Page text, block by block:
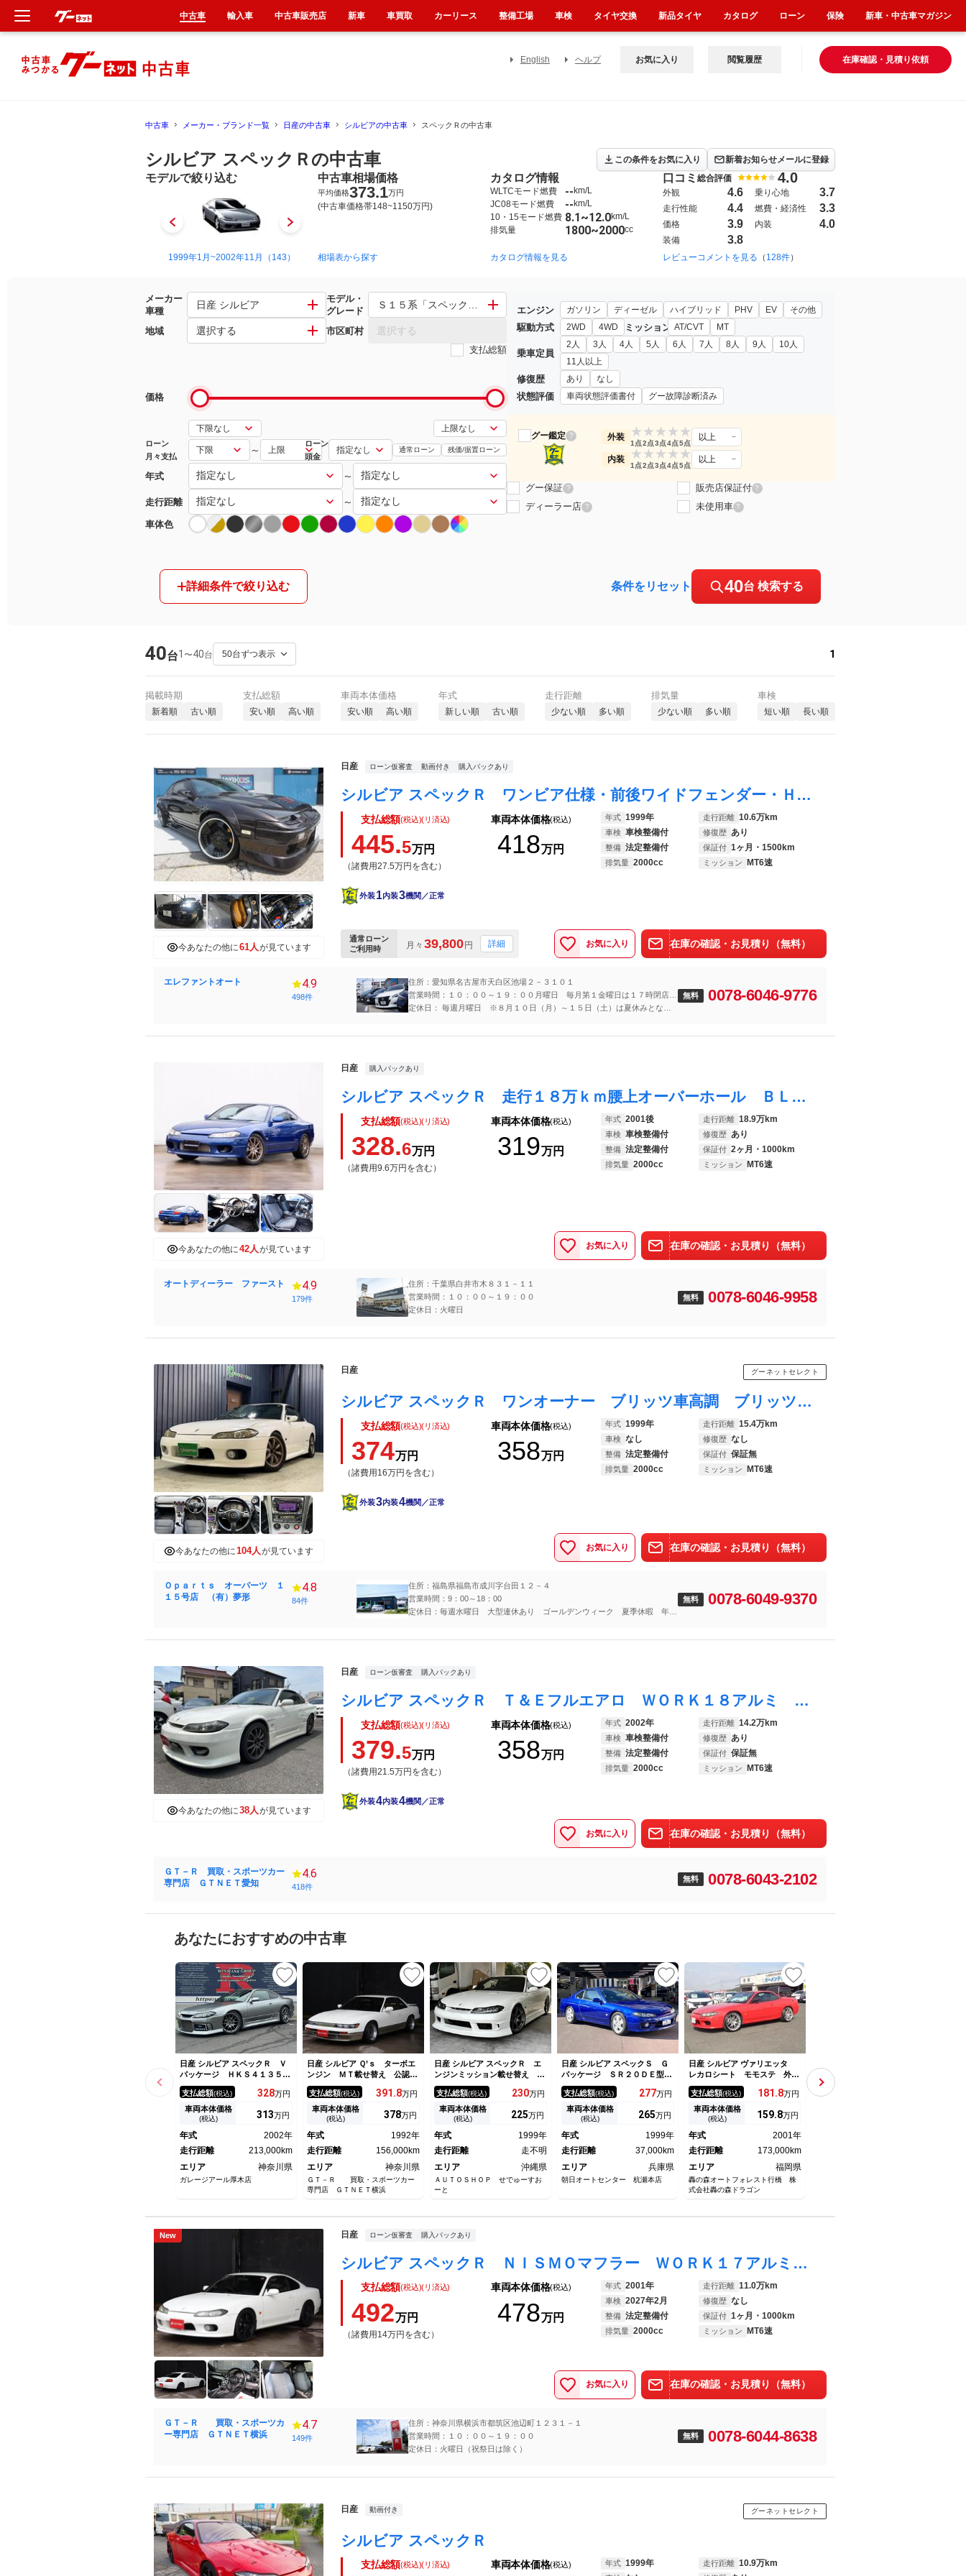
English ヘルプ 在庫確認・見積り依頼
お気に入り 閲覧履歴
中古車 メーカー・ブランド一覧 日産の中古車 シルビアの中古車 スペックＲの中古車
シルビア スペックＲの中古車 この条件をお気に入り 新着お知らせメールに登録
モデルで絞り込む
1999年1月~2002年11月（143） 1993年10月~1999年1月（72） 1988年5月~1993年10月（56） 1983年8月~1988年5月（3） 1999年1月~2002年11月（143）
中古車相場価格
平均価格373.1万円
(中古車価格帯148~1150万円)
相場表から探す
カタログ情報
WLTCモード燃費 -- km/L
JC08モード燃費
-- km/L
10・15モード燃費 8.1~12.0km/L
排気量
1800~2000cc
カタログ情報を見る
口コミ 総合評価 4.0
外観 4.6 乗り心地 3.7
走行性能 4.4 燃費・経済性 3.3
価格 3.9 内装 4.0
装備 3.8
レビューコメントを見る （ 128件）
メーカー
車種
日産 シルビア
モデル・
グレード
Ｓ１５系「スペックＲ」 その他「スペックＲ」
地域 選択する 市区町村 選択する
支払総額
価格
ローン
月々支払
～
ローン
頭金
通常ローン 残価/据置ローン
年式 ～
走行距離 ～
車体色
エンジン ガソリン ディーゼル ハイブリッド PHV EV その他
駆動方式 2WD 4WD ミッション AT/CVT MT
乗車定員
2人 3人 4人 5人 6人 7人 8人 9人
10人
11人以上
修復歴 あり なし
状態評価 車両状態評価書付 グー故障診断済み
グー鑑定 ? 外装 ★
1点
★
2点
★
3点
★
4点
★
5点
以上
内装 ★
1点
★
2点
★
3点
★
4点
★
5点
以上
グー保証 ? 販売店保証付 ?
ディーラー店 ? 未使用車 ?
詳細条件で絞り込む 条件をリセット 40台 検索する
40台1 〜40台 1
掲載時期
新着順 古い順
支払総額
安い順 高い順
車両本体価格
安い順 高い順
年式
新しい順 古い順
走行距離
少ない順 多い順
排気量
少ない順 多い順
車検
短い順 長い順
今あなたの他に61人が見ています
日産 ローン仮審査 動画付き 購入パックあり
シルビア スペックＲ ワンビア仕様・前後ワイドフェンダー・ＨＫＳ／ＧＴ－ＳＳタービン・ＨＫＳインタークーラー・ＨＫＳタービンアウトレット・パワーＦＣ・エアフロレス仕様・東名プロカム・ラッシュアジャスター・ブレンボキャリパー
支払総額(税込)(リ済込)
445.5万円
（諸費用27.5万円を含む）
車両本体価格(税込)
418万円
年式 1999年 走行距離 10.6万km
車検 車検整備付 修復歴 あり
整備 法定整備付 保証付 1ヶ月・1500km
排気量 2000cc ミッション MT6速
外装1内装3機関／正常
通常ローン
ご利用時
月々 39,800円 詳細 お気に入り 在庫の確認・お見積り（無料）
エレファントオート 4.9
498件
住所：愛知県名古屋市天白区池場２－３１０１
営業時間：１０：００～１９：００月曜日 毎月第１金曜日は１７時閉店と
なります。
定休日： 毎週月曜日 ※８月１０日（月）～１５日（土）は夏休みとなり
無料 0078-6046-9776
今あなたの他に42人が見ています
日産 購入パックあり
シルビア スペックＲ 走行１８万ｋｍ腰上オーバーホール ＢＬＴＺ車高調 ＣＲＯＳＳＳＰＥＥＤ１７ＡＷ ＥＸＡＳマフラー ＮＩＳＭＯＬＳＤ ＥＴＣ ＨＩＤ ＢＬＴＺラジエーター ＢＬＴＺインタークーラー 整備記録簿９枚
支払総額(税込)(リ済込)
328.6万円
（諸費用9.6万円を含む）
車両本体価格(税込)
319万円
年式 2001後 走行距離 18.9万km
車検 車検整備付 修復歴 あり
整備 法定整備付 保証付 2ヶ月・1000km
排気量 2000cc ミッション MT6速
お気に入り 在庫の確認・お見積り（無料）
オートディーラー ファースト 4.9
179件
住所：千葉県白井市木８３１－１１
営業時間：１０：００～１９：００
定休日：火曜日
無料 0078-6046-9958
今あなたの他に104人が見ています
日産 グーネットセレクト
シルビア スペックＲ ワンオーナー ブリッツ車高調 ブリッツＮＵＲ－ＳＰＥＣマフラー タワーバー ワタナベホイール ターボタイマー ６ＭＴ アルミホイール 衝突安全ボディ エアコン パワーウィンドウ 運転席エアバッグ
支払総額(税込)(リ済込)
374万円
（諸費用16万円を含む）
車両本体価格(税込)
358万円
年式 1999年 走行距離 15.4万km
車検 なし 修復歴 なし
整備 法定整備付 保証付 保証無
排気量 2000cc ミッション MT6速
外装3内装4機関／正常
お気に入り 在庫の確認・お見積り（無料）
Ｏｐａｒｔｓ オーパーツ １
１５号店 （有）夢形
4.8
84件
住所：福島県福島市成川字台田１２－４
営業時間：9：00～18：00
定休日：毎週水曜日 大型連休あり ゴールデンウィーク 夏季休暇 年末
無料 0078-6049-9370
今あなたの他に38人が見ています
日産 ローン仮審査 購入パックあり
シルビア スペックＲ Ｔ＆Ｅフルエアロ ＷＯＲＫ１８アルミ 社外ＬＳＤ 前置きＩ／Ｃ 社外強化ツインクラッチ ビリオンＶＦＣ 社外キャタライザー ＣＵＳＣＯ車高調 Ａｌｆａブーストメーター トラストブーコン ケンウッドナビ
支払総額(税込)(リ済込)
379.5万円
（諸費用21.5万円を含む）
車両本体価格(税込)
358万円
年式 2002年 走行距離 14.2万km
車検 車検整備付 修復歴 あり
整備 法定整備付 保証付 保証無
排気量 2000cc ミッション MT6速
外装4内装4機関／正常
お気に入り 在庫の確認・お見積り（無料）
ＧＴ－Ｒ 買取・スポーツカー
専門店 ＧＴＮＥＴ愛知
4.6
418件
無料 0078-6043-2102
あなたにおすすめの中古車
日産 シルビア スペックＲ Ｖ
パッケージ ＨＫＳ４１３５タ
ービン 社外エキマニ 社外マ
フラー ＳＡＲＤキャタライザ
ー 社外エアロ（Ｆ／Ｓ／
Ｒ） ＥＮＫＥＩ１８インチＡ
Ｉインタークーラー ＨＫＳエ
アクリーナー
支払総額(税込) 328万円
車両本体価格
(税込) 313万円
年式
2002年
走行距離
213,000km
エリア
神奈川県
ガレージアール厚木店
日産 シルビア Ｑ’ｓ ターボエ
ンジン ＭＴ載せ替え 公認
Ｄマックス車高調 ラインハル
トマフラー ２ＷＡＹＬＳＤ
ＮＡＲＤＩステアリング
支払総額(税込) 391.8万円
車両本体価格
(税込) 378万円
年式
1992年
走行距離
156,000km
エリア
神奈川県
ＧＴ－Ｒ 買取・スポーツカー
専門店 ＧＴＮＥＴ横浜
日産 シルビア スペックＲ エ
ンジンミッション載せ替え Ｎ
Ａ ５速ＭＴ ローダウン 社
外アルミ 社外マフラー 追加
メーター ＣＤ ＤＶＤ 社外
フルエアロ 社外テールラン
支払総額(税込) 230万円
車両本体価格
(税込) 225万円
年式
1999年
走行距離
走不明
エリア
沖縄県
ＡＵＴＯＳＨＯＰ せでゅーすお
ーと
日産 シルビア スペックＳ Ｇ
パッケージ ＳＲ２０ＤＥ型
直４エンジン ブリッツ車高
調 フジツボマフラー エキマ
ニ クスコタワーバー 純正１
６インチＡＷ ＨＩＤヘッド
コ ＥＴＣ 記録簿多 Ｓ１５
シルビア
支払総額(税込) 277万円
車両本体価格
(税込) 265万円
年式
1999年
走行距離
37,000km
エリア
兵庫県
朝日オートセンター 杭瀬本店
日産 シルビア ヴァリエッタ
レカロシート モモステ 外マ
フラー ＲＡＹＳ１９ＡＷ ダ
ウンサス ＥＴＣ
支払総額(税込) 181.8万円
車両本体価格
(税込) 159.8万円
年式
2001年
走行距離
173,000km
エリア
福岡県
轟の森オートフォレスト行橋 株
式会社轟の森ドラゴン
パッケージ ＣＤオーディオ
純正ＡＷ
支払総額
New 日産 ローン仮審査 購入パックあり
シルビア スペックＲ ＮＩＳＭＯマフラー ＷＯＲＫ１７アルミ 純正ブースト計 ＥＴＣ
支払総額(税込)(リ済込)
492万円
（諸費用14万円を含む）
車両本体価格(税込)
478万円
年式 2001年 走行距離 11.0万km
車検 2027年2月 修復歴 なし
整備 法定整備付 保証付 1ヶ月・1000km
排気量 2000cc ミッション MT6速
お気に入り 在庫の確認・お見積り（無料）
ＧＴ－Ｒ 買取・スポーツカ
ー専門店 ＧＴＮＥＴ横浜
4.7
149件
住所：神奈川県横浜市都筑区池辺町１２３１－１
営業時間：１０：００～１９：００
定休日：火曜日（祝祭日は除く）
無料 0078-6044-8638
日産 動画付き グーネットセレクト
シルビア スペックＲ
支払総額(税込)(リ済込) 車両本体価格(税込) 年式 1999年 走行距離 10.9万km
中古車 輸入車 中古車販売店 新車 車買取 カーリース 整備工場 車検 タイヤ交換 新品タイヤ カタログ ローン 保険 新車・中古車マガジン
新車